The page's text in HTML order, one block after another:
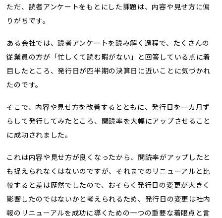
ただ、読者アンケートをもとにした課題は、内容や見せ方に偏
りがちです。
ある会社では、読者アンケートを読み解く過程で、たくさんの
従業員の方が「忙しくて読む暇がない」と回答している点に着
目したところ、発行日が四半期の決算日に近いことに気づかれ
たのです。
そこで、内容や見せ方を改善するとともに、発行日を一カ月ず
らして発行してみたところ、閲読率を大幅にアップさせること
に成功されました。
これは内容や見せ方が良くなったから、閲読率がアップしたと
も捉えられなくはないのですが、それまでのリニューアルと比
較すると差は歴然でしたので、おそらく発行日の変更が大きく
影響したのではないかと考えられるため、発行日の変更は社内
報のリニューアルを成功に導くための一つの重要な着眼点と言